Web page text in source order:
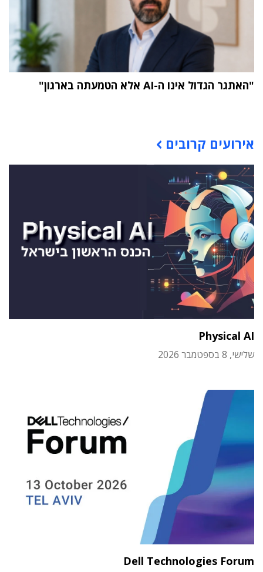
"האתגר הגדול אינו ה-AI אלא הטמעתה בארגון"
אירועים קרובים
Physical AI
שלישי, 8 בספטמבר 2026
Dell Technologies Forum